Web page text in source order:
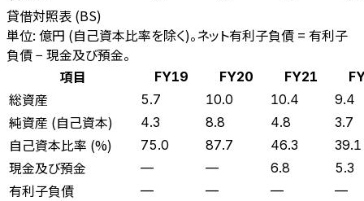
貸借対照表 (BS)
単位: 億円 (自己資本比率を除く)。ネット有利子負債 = 有利子
負債 − 現金及び預金。
項目
FY19 FY20 FY21
総資産 5.7 10.0 10.4 9.4
純資産 (自己資本) 4.3 8.8 4.8 3.7
自己資本比率 (%) 75.0 87.7 46.3 39.1
現金及び預金 — — 6.8 5.3
有利子負債 — — — —